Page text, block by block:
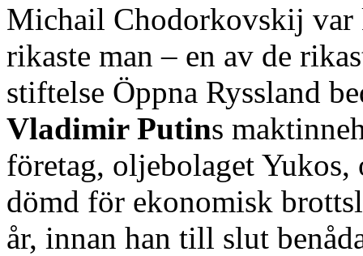
Michail Chodorkovskij var
rikaste man – en av de
stiftelse Öppna Ryssland
Vladimir Putins
företag, oljebolaget Yukos,
dömd för ekonomisk
år, innan han till slut